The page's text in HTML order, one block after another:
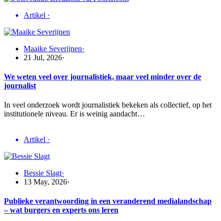
Artikel ·
Maaike Severijnen·
21 Jul, 2026·
We weten veel over journalistiek, maar veel minder over de
journalist
In veel onderzoek wordt journalistiek bekeken als collectief, op het
institutionele niveau. Er is weinig aandacht…
Artikel ·
Bessie Slagt·
13 May, 2026·
Publieke verantwoording in een veranderend medialandschap
– wat burgers en experts ons leren